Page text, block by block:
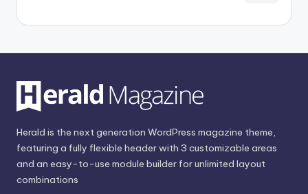
Herald is the next generation WordPress magazine theme,
featuring a fully flexible header with 3 customizable areas
and an easy-to-use module builder for unlimited layout
combinations